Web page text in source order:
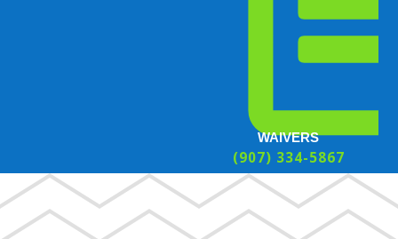
WAIVERS
(907) 334-5867